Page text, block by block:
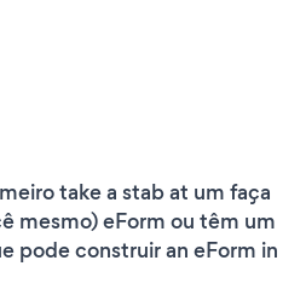
take a stab at um faça
mesmo) eForm ou têm um
pode construir an eForm in